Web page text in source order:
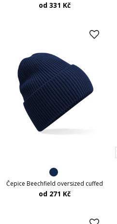
od 331 Kč
Čepice Beechfield oversized cuffed
od 271 Kč